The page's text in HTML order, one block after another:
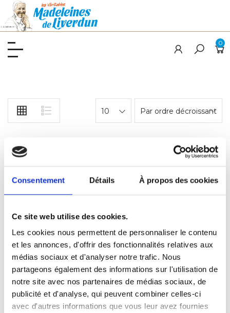
Consentement Détails À propos des cookies
Ce site web utilise des cookies.
Les cookies nous permettent de personnaliser le contenu
et les annonces, d'offrir des fonctionnalités relatives aux
médias sociaux et d'analyser notre trafic. Nous
partageons également des informations sur l'utilisation de
notre site avec nos partenaires de médias sociaux, de
publicité et d'analyse, qui peuvent combiner celles-ci
avec d'autres informations que vous leur avez fournies
0
Par ordre décroissant
10
MEILLEURE VENTE
Les Véritables (boîte de
50)